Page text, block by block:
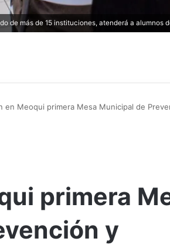
de más de 15 instituciones, atenderá a alumnos
en Meoqui primera Mesa Municipal de
primera
y